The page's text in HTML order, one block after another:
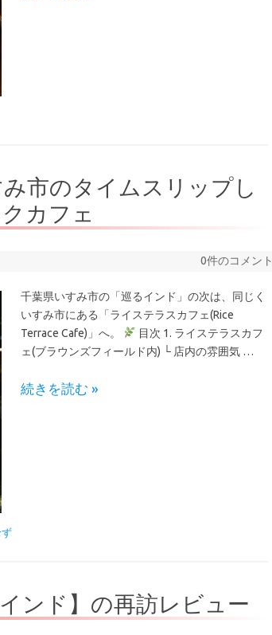
市のタイムスリップし
カフェ
0件のコメント
千葉県いすみ市の「巡るインド」の次は、同じく
いすみ市にある「ライステラスカフェ(Rice
Terrace Cafe)」へ。
目次 1. ライステラスカフ
ェ(ブラウンズフィールド内) └ 店内の雰囲気 …
続きを読む »
ンド】の再訪レビュー